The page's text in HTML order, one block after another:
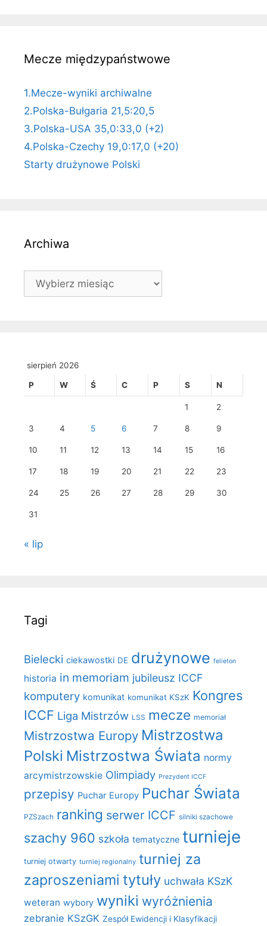
Mecze międzypaństwowe
1.Mecze-wyniki archiwalne
2.Polska-Bułgaria 21,5:20,5
3.Polska-USA 35,0:33,0 (+2)
4.Polska-Czechy 19,0:17,0 (+20)
Starty drużynowe Polski
Archiwa
Archiwa
sierpień 2026
P W Ś C P S N
1 2
3 4 5 6 7 8 9
10 11 12 13 14 15 16
17 18 19 20 21 22 23
24 25 26 27 28 29 30
31
« lip
Tagi
Bielecki ciekawostki DE drużynowe felieton
historia in memoriam jubileusz ICCF
komputery komunikat komunikat KSzK Kongres
ICCF Liga Mistrzów LSS mecze memoriał
Mistrzostwa Europy Mistrzostwa
Polski Mistrzostwa Świata normy
arcymistrzowskie Olimpiady Prezydent ICCF
przepisy Puchar Europy Puchar Świata
PZSzach ranking serwer ICCF silniki szachowe
szachy 960 szkoła tematyczne turnieje
turniej otwarty turniej regionalny turniej za
zaproszeniami tytuły uchwała KSzK
weteran wybory wyniki wyróżnienia
zebranie KSzGK Zespół Ewidencji i Klasyfikacji